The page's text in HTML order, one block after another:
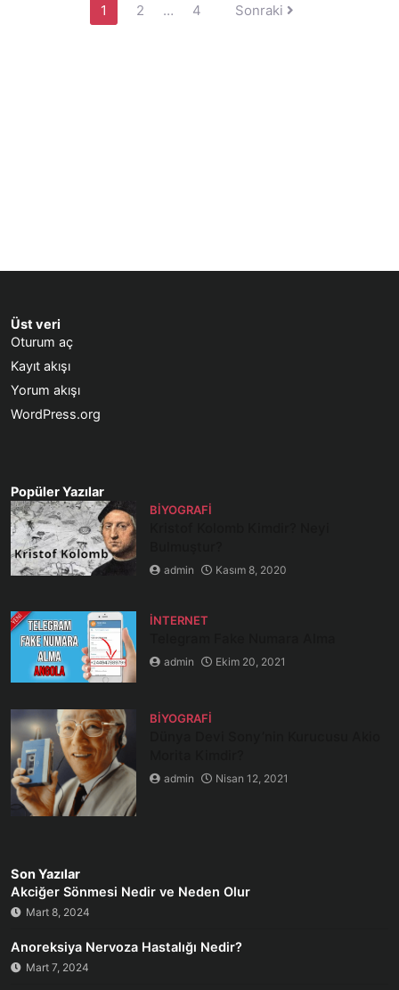
1 2 … 4 Sonraki
Üst veri
Oturum aç
Kayıt akışı
Yorum akışı
WordPress.org
Popüler Yazılar
BIYOGRAFI
admin Kasım 8, 2020
İNTERNET
admin Ekim 20, 2021
BIYOGRAFI
admin Nisan 12, 2021
Son Yazılar
Akciğer Sönmesi Nedir ve Neden Olur
Mart 8, 2024
Anoreksiya Nervoza Hastalığı Nedir?
Mart 7, 2024